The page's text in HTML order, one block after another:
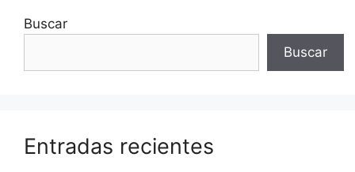
Buscar
Buscar
Entradas recientes